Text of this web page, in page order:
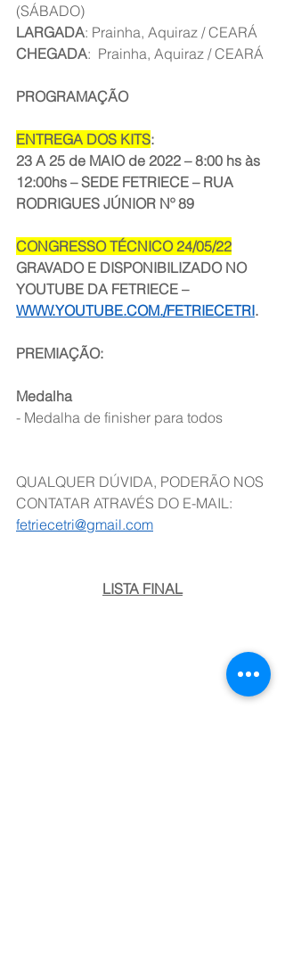
(SÁBADO)
LARGADA: Prainha, Aquiraz / CEARÁ
CHEGADA:  Prainha, Aquiraz / CEARÁ
PROGRAMAÇÃO
ENTREGA DOS KITS:
23 A 25 de MAIO de 2022 – 8:00 hs às
12:00hs – SEDE FETRIECE – RUA
RODRIGUES JÚNIOR Nº 89
CONGRESSO TÉCNICO 24/05/22
GRAVADO E DISPONIBILIZADO NO
YOUTUBE DA FETRIECE –
WWW.YOUTUBE.COM./FETRIECETRI.
PREMIAÇÃO:
Medalha
- Medalha de finisher para todos
QUALQUER DÚVIDA, PODERÃO NOS
CONTATAR ATRAVÉS DO E-MAIL:
fetriecetri@gmail.com
LISTA FINAL